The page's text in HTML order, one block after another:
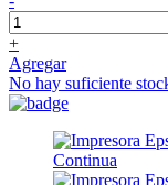
+
Agregar
No hay suficiente